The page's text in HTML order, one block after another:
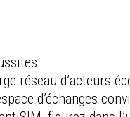
réseau d’acteurs
d’échanges